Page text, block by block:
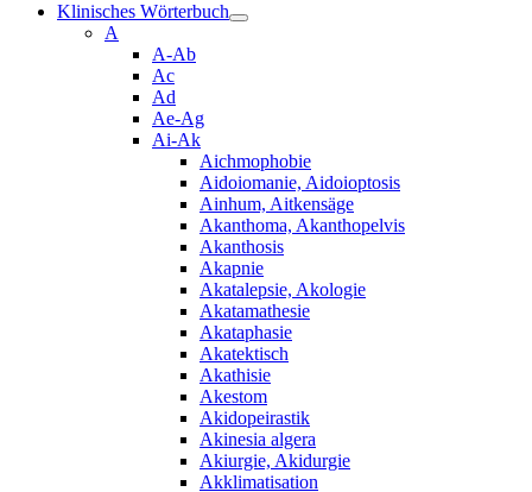
Klinisches Wörterbuch
A
A-Ab
Ac
Ad
Ae-Ag
Ai-Ak
Aichmophobie
Aidoiomanie, Aidoioptosis
Ainhum, Aitkensäge
Akanthoma, Akanthopelvis
Akanthosis
Akapnie
Akatalepsie, Akologie
Akatamathesie
Akataphasie
Akatektisch
Akathisie
Akestom
Akidopeirastik
Akinesia algera
Akiurgie, Akidurgie
Akklimatisation